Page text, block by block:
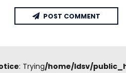
POST COMMENT
: Trying/home/ldsv/